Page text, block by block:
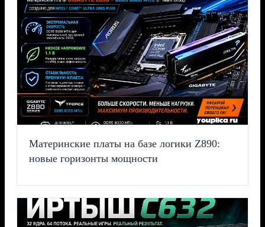
Материнские платы на базе логики Z890:
новые горизонты мощности